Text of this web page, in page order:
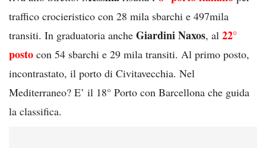
traffico crocieristico con 28 mila sbarchi e 497mila
transiti. In graduatoria anche Giardini Naxos, al 22°
posto con 54 sbarchi e 29 mila transiti. Al primo posto,
incontrastato, il porto di Civitavecchia. Nel
Mediterraneo? E’ il 18° Porto con Barcellona che guida
la classifica.